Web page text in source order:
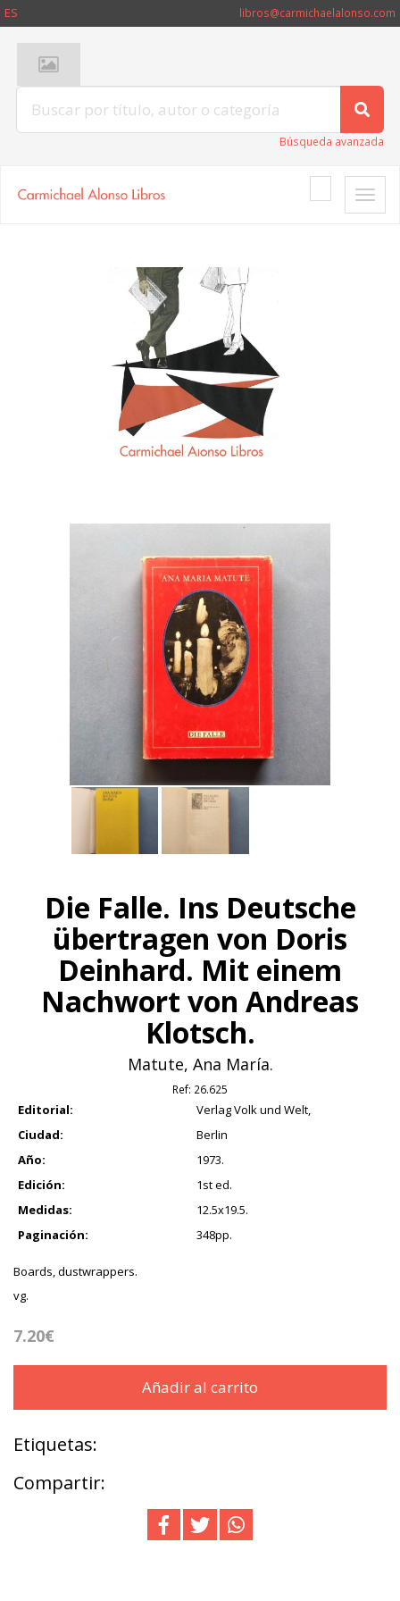
ES libros@carmichaelalonso.com
Búsqueda avanzada
Toggle
Die Falle. Ins Deutsche
übertragen von Doris
Deinhard. Mit einem
Nachwort von Andreas
Klotsch.
Matute, Ana María.
Ref: 26.625
Editorial:
Verlag Volk und Welt,
Ciudad:
Berlin
Año:
1973.
Edición:
1st ed.
Medidas:
12.5x19.5.
Paginación:
348pp.
Boards, dustwrappers.
vg.
7.20€
Añadir al carrito
Etiquetas:
Compartir: